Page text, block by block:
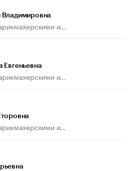
Владимировна
и...
Евгеньевна
и...
и...